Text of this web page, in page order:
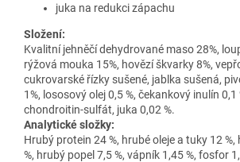
juka na redukci zápachu
Složení:
Kvalitní jehněčí dehydrované maso 28%,
rýžová mouka 15%, hovězí škvarky 8%,
cukrovarské řízky sušené, jablka sušená,
1%, lososový olej 0,5 %, čekankový inulín
chondroitin-sulfát, juka 0,02 %.
Analytické složky:
Hrubý protein 24 %, hrubé oleje a tuky 12
%, hrubý popel 7,5 %, vápník 1,45 %, fosfor